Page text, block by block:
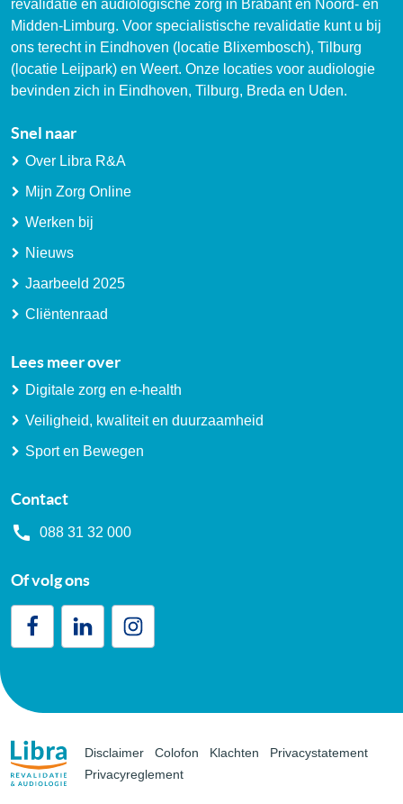
revalidatie en audiologische zorg in Brabant en Noord- en
Midden-Limburg. Voor specialistische revalidatie kunt u bij
ons terecht in Eindhoven (locatie Blixembosch), Tilburg
(locatie Leijpark) en Weert. Onze locaties voor audiologie
bevinden zich in Eindhoven, Tilburg, Breda en Uden.
Snel naar
Over Libra R&A
Mijn Zorg Online
Werken bij
Nieuws
Jaarbeeld 2025
Cliëntenraad
Lees meer over
Digitale zorg en e-health
Veiligheid, kwaliteit en duurzaamheid
Sport en Bewegen
Contact
088 31 32 000
Of volg ons
Disclaimer Colofon Klachten
Privacystatement
Privacyreglement